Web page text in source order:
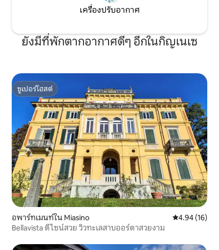
เครื่องปรับอากาศ
ยังมีที่พักตากอากาศดีๆ อีกในกิญเนเซ
ซูเปอร์โฮสต์
ซูเปอร์โฮสต์
อพาร์ทเมนท์ใน Miasino คะแนนเฉลี่ย
4.94 (16)
Bellavista ดีไซน์สวย วิวทะเลสาบออร์ตาสวยงาม